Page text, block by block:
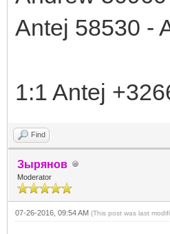
Antej 58530 -
1:1 Antej
Find
Зырянов
Moderator
07-26-2016, 09:54 AM (This post was last